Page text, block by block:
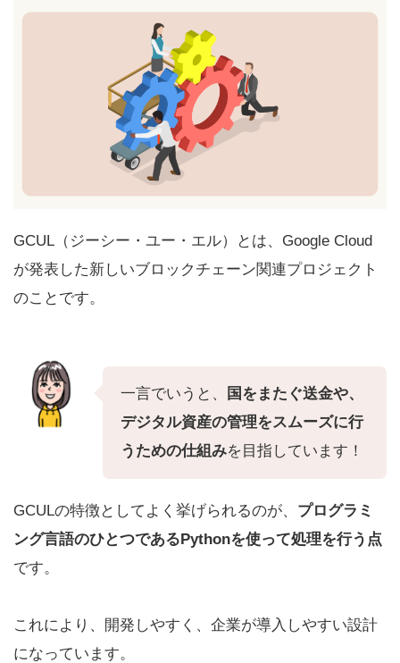
GCUL（ジーシー・ユー・エル）とは、Google Cloud
が発表した新しいブロックチェーン関連プロジェクト
のことです。
一言でいうと、
国をまたぐ送金や、
デジタル資産の管理をスムーズに行
うための仕組みを目指しています！
GCULの特徴としてよく挙げられるのが、 プログラミ
ング言語のひとつであるPythonを使って処理を行う点
です。
これにより、開発しやすく、企業が導入しやすい設計
になっています。